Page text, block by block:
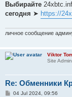
Выбирайте
сегодня ➤ https://
личное сообщение
Viktor
Site Admin
Re: Обменники
P04 Jul 2024, 09:56